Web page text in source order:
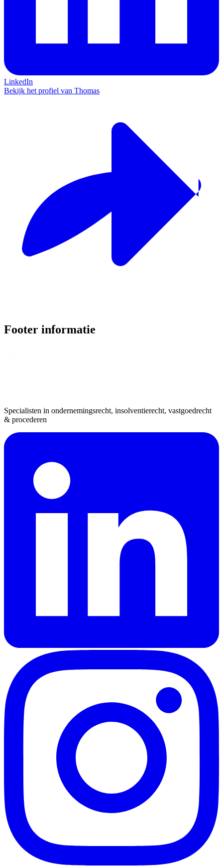
LinkedIn
Bekijk het profiel van Thomas
Footer informatie
Specialisten in ondernemingsrecht, insolventierecht, vastgoedrecht
& procederen